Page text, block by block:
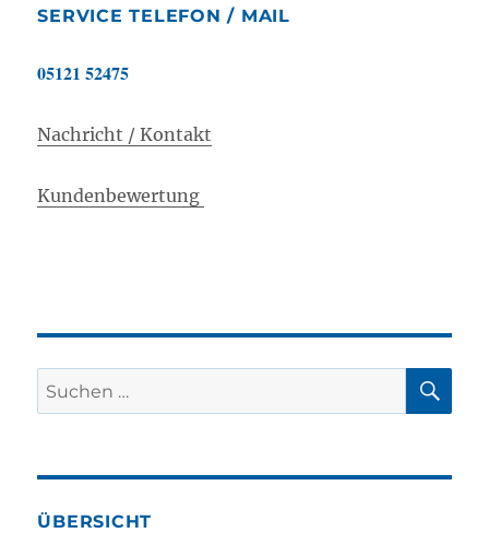
SERVICE TELEFON / MAIL
05121 52475
Nachricht / Kontakt
Kundenbewertung
Suchen
nach:
ÜBERSICHT